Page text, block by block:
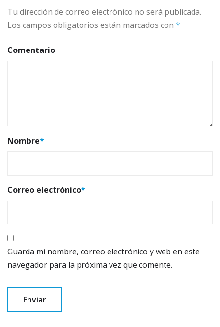
Tu dirección de correo electrónico no será publicada.
Los campos obligatorios están marcados con *
Comentario
Nombre*
Correo electrónico*
Guarda mi nombre, correo electrónico y web en este
navegador para la próxima vez que comente.